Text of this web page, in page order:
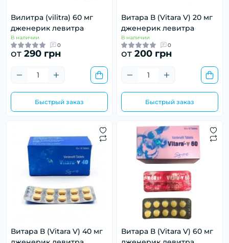
Вилитра (vilitra) 60 мг
дженерик левитра
В наличии
0
от 290 грн
Быстрый заказ
Витара В (Vitara V) 20 мг
дженерик левитра
В наличии
0
от 200 грн
Быстрый заказ
Витара В (Vitara V) 40 мг
Витара В (Vitara V) 60 мг